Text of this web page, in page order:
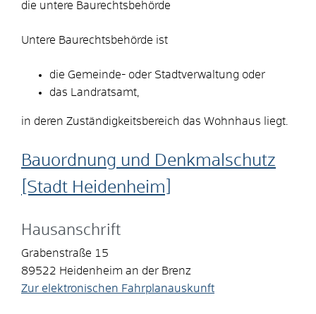
die untere Baurechtsbehörde
Untere Baurechtsbehörde ist
die Gemeinde- oder Stadtverwaltung oder
das Landratsamt,
in deren Zuständigkeitsbereich das Wohnhaus liegt.
Bauordnung und Denkmalschutz
[Stadt Heidenheim]
Hausanschrift
Grabenstraße 15
89522 Heidenheim an der Brenz
Zur elektronischen Fahrplanauskunft